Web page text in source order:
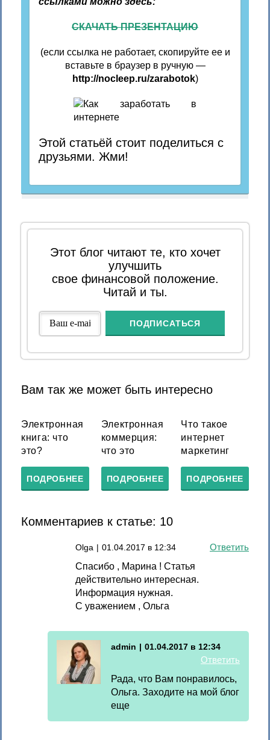
СКАЧАТЬ ПРЕЗЕНТАЦИЮ
(если ссылка не работает, скопируйте ее и
вставьте в браузер в ручную —
http://nocleep.ru/zarabotok)
Этой статьёй стоит поделиться с
друзьями. Жми!
Этот блог читают те, кто хочет
улучшить
свое финансовой положение.
Читай и ты.
Вам так же может быть интересно
Электронная
книга: что
это?
ПОДРОБНЕЕ
Электронная
коммерция:
что это
ПОДРОБНЕЕ
Что такое
интернет
маркетинг
ПОДРОБНЕЕ
Комментариев к статье: 10
Olga | 01.04.2017 в 12:34
Ответить
Спасибо , Марина ! Статья
действительно интересная.
Информация нужная.
С уважением , Ольга
admin | 01.04.2017 в 12:34
Ответить
Рада, что Вам понравилось,
Ольга. Заходите на мой блог
еще